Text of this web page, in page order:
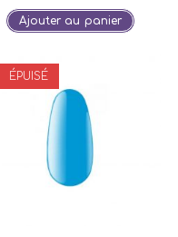
Ajouter au panier
ÉPUISÉ